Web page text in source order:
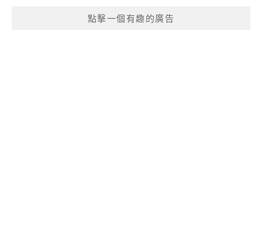
點擊一個有趣的廣告